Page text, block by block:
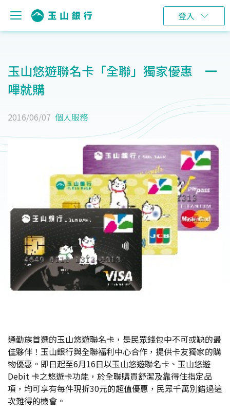
登入
玉山悠遊聯名卡「全聯」獨家優惠 一
嗶就購
2016/06/07 個人服務
通勤族首選的玉山悠遊聯名卡，是民眾錢包中不可或缺的最
佳夥伴！玉山銀行與全聯福利中心合作，提供卡友獨家的購
物優惠。即日起至6月16日以玉山悠遊聯名卡、玉山悠遊
Debit 卡之悠遊卡功能，於全聯購買舒潔及靠得住指定品
項，均可享有每件現折30元的超值優惠，民眾千萬別錯過這
次難得的機會。